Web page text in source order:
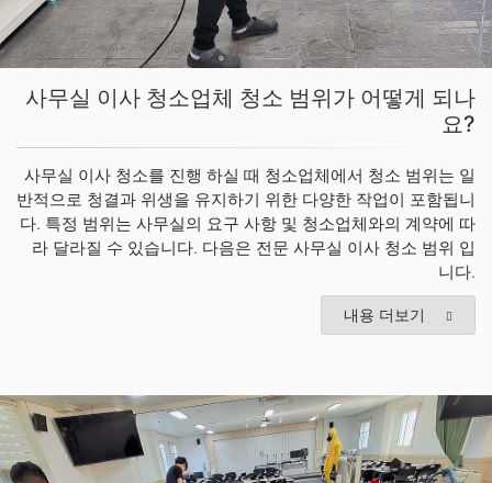
사무실 이사 청소업체 청소 범위가 어떻게 되나
요?
사무실 이사 청소를 진행 하실 때 청소업체에서 청소 범위는 일
반적으로 청결과 위생을 유지하기 위한 다양한 작업이 포함됩니
다. 특정 범위는 사무실의 요구 사항 및 청소업체와의 계약에 따
라 달라질 수 있습니다. 다음은 전문 사무실 이사 청소 범위 입
니다.
내용 더보기